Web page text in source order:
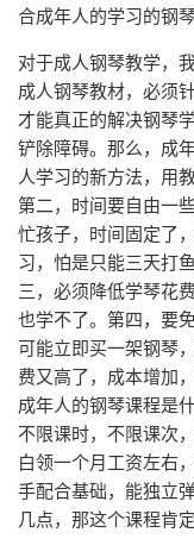
合成年人的学习的钢琴
对于成人钢琴教学，
成人钢琴教材，必须
才能真正的解决钢琴
铲除障碍。那么，成
人学习的新方法，用
第二，时间要自由一
忙孩子，时间固定了
习，怕是只能三天打
三，必须降低学琴花
也学不了。第四，要
可能立即买一架钢琴
费又高了，成本增加
成年人的钢琴课程是
不限课时，不限课次
白领一个月工资左右
手配合基础，能独立
几点，那这个课程肯